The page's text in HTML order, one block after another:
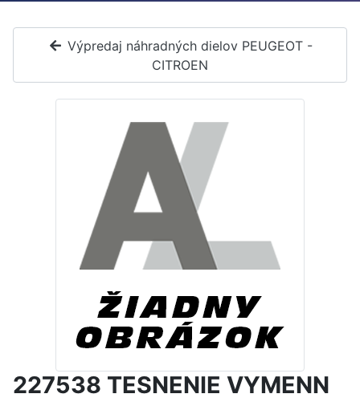
Výpredaj náhradných dielov PEUGEOT -
CITROEN
227538 TESNENIE VYMENN